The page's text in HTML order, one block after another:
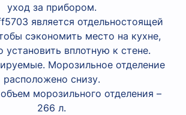
уход за прибором.
является отдельностоящей
сэкономить место на кухне,
установить вплотную к стене.
Морозильное отделение
расположено снизу.
морозильного отделения –
266 л.